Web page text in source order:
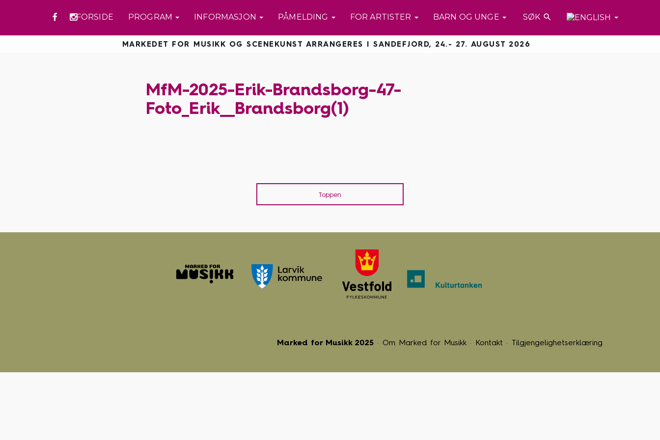
FORSIDE PROGRAM INFORMASJON PÅMELDING FOR ARTISTER BARN OG UNGE SØK 
MARKEDET FOR MUSIKK OG SCENEKUNST ARRANGERES I SANDEFJORD, 24.- 27. AUGUST 2026
MfM-2025-Erik-Brandsborg-47-
Foto_Erik__Brandsborg(1)
Toppen
Marked for Musikk 2025 Om Marked for Musikk Kontakt Tilgjengelighetserklæring